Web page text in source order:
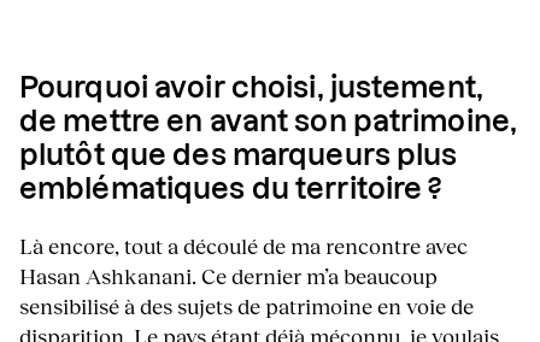
Pourquoi avoir choisi, justement,
de mettre en avant son patrimoine,
plutôt que des marqueurs plus
emblématiques du territoire ?
Là encore, tout a découlé de ma rencontre avec
Hasan Ashkanani. Ce dernier m’a beaucoup
sensibilisé à des sujets de patrimoine en voie de
disparition. Le pays étant déjà méconnu, je voulais